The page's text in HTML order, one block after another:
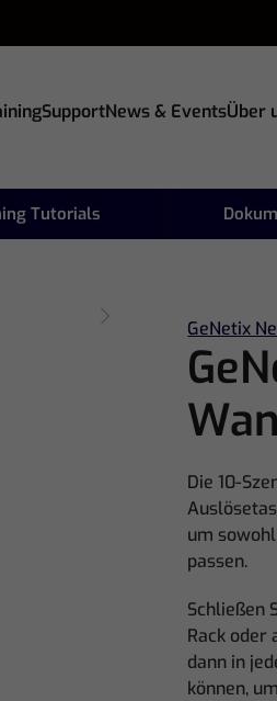
SupportNews & EventsÜber
Tutorials
GeNetix
Die 10-
um
passen.
Schließen
Rack oder
dann in
können,